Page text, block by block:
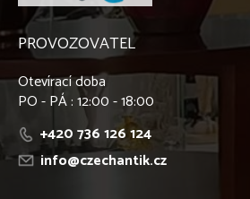
PROVOZOVATEL
Otevírací doba
PO - PÁ : 12:00 - 18:00
+420 736 126 124
info@czechantik.cz